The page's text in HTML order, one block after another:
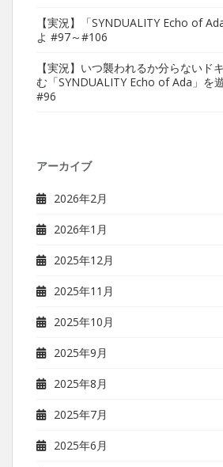
【実況】「SYNDUALITY Echo of
よ #97～#106
【実況】いつ襲われるか分らないド
む「SYNDUALITY Echo of Ada」を
#96
アーカイブ
2026年2月
2026年1月
2025年12月
2025年11月
2025年10月
2025年9月
2025年8月
2025年7月
2025年6月